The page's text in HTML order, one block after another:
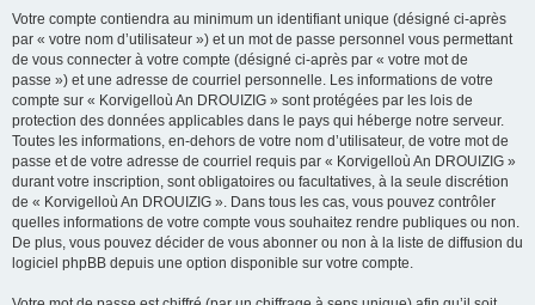
Votre compte contiendra au minimum un identifiant unique (désigné ci-après
par « votre nom d’utilisateur ») et un mot de passe personnel vous permettant
de vous connecter à votre compte (désigné ci-après par « votre mot de
passe ») et une adresse de courriel personnelle. Les informations de votre
compte sur « Korvigelloù An DROUIZIG » sont protégées par les lois de
protection des données applicables dans le pays qui héberge notre serveur.
Toutes les informations, en-dehors de votre nom d’utilisateur, de votre mot de
passe et de votre adresse de courriel requis par « Korvigelloù An DROUIZIG »
durant votre inscription, sont obligatoires ou facultatives, à la seule discrétion
de « Korvigelloù An DROUIZIG ». Dans tous les cas, vous pouvez contrôler
quelles informations de votre compte vous souhaitez rendre publiques ou non.
De plus, vous pouvez décider de vous abonner ou non à la liste de diffusion du
logiciel phpBB depuis une option disponible sur votre compte.